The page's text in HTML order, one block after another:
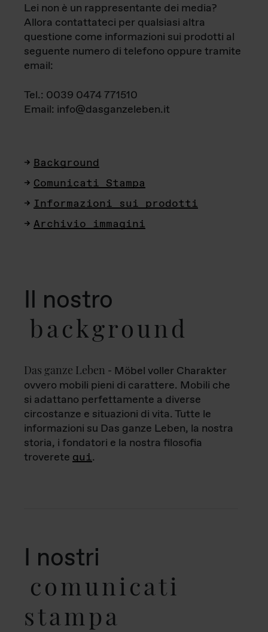
Lei non è un rappresentante dei media?
Allora contattateci per qualsiasi altra
questione come informazioni sui prodotti al
seguente numero di telefono oppure tramite
email:
Tel.: 0039 0474 771510
Email: info@dasganzeleben.it
Background
Comunicati Stampa
Informazioni sui prodotti
Archivio immagini
Il nostro
background
Das ganze Leben - Möbel voller Charakter
ovvero mobili pieni di carattere. Mobili che
si adattano perfettamente a diverse
circostanze e situazioni di vita. Tutte le
informazioni su Das ganze Leben, la nostra
storia, i fondatori e la nostra filosofia
troverete qui.
I nostri
comunicati
stampa